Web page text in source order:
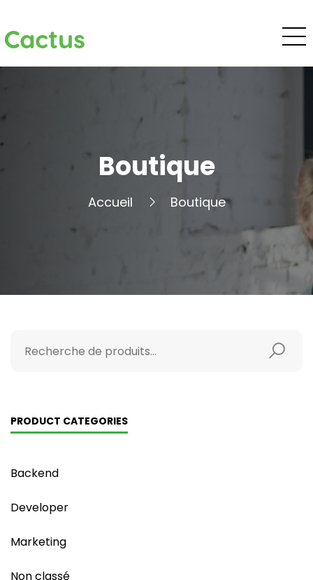
Cactus
Boutique
Accueil Boutique
PRODUCT CATEGORIES
Backend
Developer
Marketing
Non classé